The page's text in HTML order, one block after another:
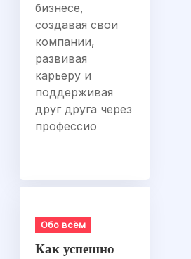
бизнесе,
создавая свои
компании,
развивая
карьеру и
поддерживая
друг друга через
профессио
Обо всём
Как успешно